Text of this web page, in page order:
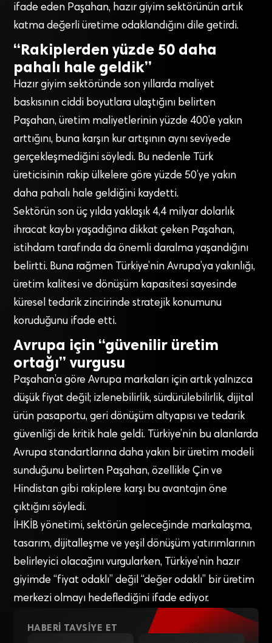
ifade eden Paşahan, hazır giyim sektörünün artık
katma değerli üretime odaklandığını dile getirdi.
“Rakiplerden yüzde 50 daha
pahalı hale geldik”
Hazır giyim sektöründe son yıllarda maliyet
baskısının ciddi boyutlara ulaştığını belirten
Paşahan, üretim maliyetlerinin yüzde 400’e yakın
arttığını, buna karşın kur artışının aynı seviyede
gerçekleşmediğini söyledi. Bu nedenle Türk
üreticisinin rakip ülkelere göre yüzde 50’ye yakın
daha pahalı hale geldiğini kaydetti.
Sektörün son üç yılda yaklaşık 4,4 milyar dolarlık
ihracat kaybı yaşadığına dikkat çeken Paşahan,
istihdam tarafında da önemli daralma yaşandığını
belirtti. Buna rağmen Türkiye’nin Avrupa’ya yakınlığı,
üretim kalitesi ve dönüşüm kapasitesi sayesinde
küresel tedarik zincirinde stratejik konumunu
koruduğunu ifade etti.
Avrupa için “güvenilir üretim
ortağı” vurgusu
Paşahan’a göre Avrupa markaları için artık yalnızca
düşük fiyat değil; izlenebilirlik, sürdürülebilirlik, dijital
ürün pasaportu, geri dönüşüm altyapısı ve tedarik
güvenliği de kritik hale geldi. Türkiye’nin bu alanlarda
Avrupa standartlarına daha yakın bir üretim modeli
sunduğunu belirten Paşahan, özellikle Çin ve
Hindistan gibi rakiplere karşı bu avantajın öne
çıktığını söyledi.
İHKİB yönetimi, sektörün geleceğinde markalaşma,
tasarım, dijitalleşme ve yeşil dönüşüm yatırımlarının
belirleyici olacağını vurgularken, Türkiye’nin hazır
giyimde “fiyat odaklı” değil “değer odaklı” bir üretim
merkezi olmayı hedeflediğini ifade ediyor.
HABERI TAVSIYE ET